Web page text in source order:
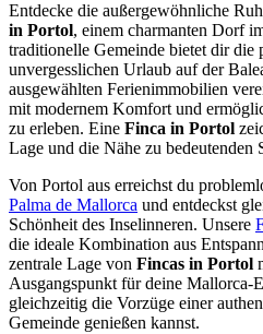
Entdecke die außergewöhnliche
in Portol, einem charmanten Dorf
traditionelle Gemeinde bietet dir die
unvergesslichen Urlaub auf der
ausgewählten Ferienimmobilien
mit modernem Komfort und
zu erleben. Eine Finca in Portol
Lage und die Nähe zu bedeutenden
Von Portol aus erreichst du
Palma de Mallorca und entdeckst
Schönheit des Inselinneren. Unsere
die ideale Kombination aus
zentrale Lage von Fincas in Portol
Ausgangspunkt für deine Mallorca-
gleichzeitig die Vorzüge einer
Gemeinde genießen kannst.